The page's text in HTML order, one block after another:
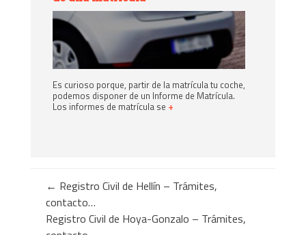
Es curioso porque, partir de la matrícula tu coche,
podemos disponer de un Informe de Matrícula.
Los informes de matrícula se +
← Registro Civil de Hellín – Trámites,
contacto…
Registro Civil de Hoya-Gonzalo – Trámites,